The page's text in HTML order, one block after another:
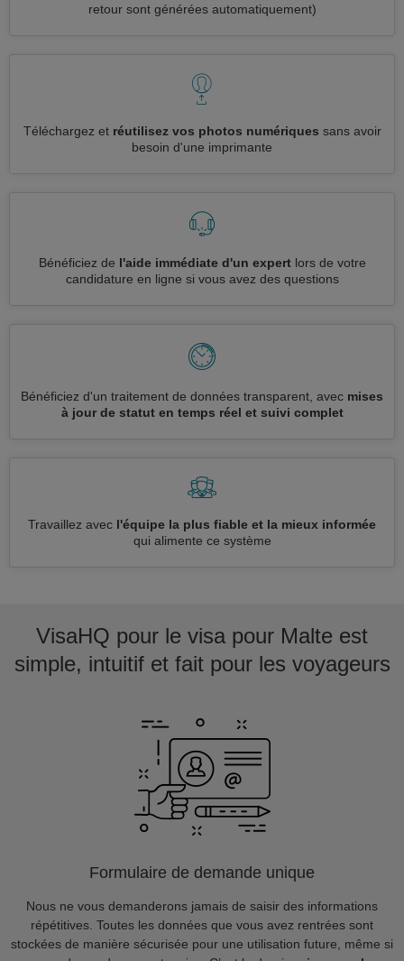
retour sont générées automatiquement)
Téléchargez et réutilisez vos photos numériques sans avoir
besoin d'une imprimante
Bénéficiez de l'aide immédiate d'un expertlors de votre
candidature en ligne si vous avez des questions
Bénéficiez d'un traitement de données transparent, avec mises
à jour de statut en temps réel et suivi complet
Travaillez avec l'équipe la plus fiable et la mieux informée
qui alimente ce système
VisaHQ pour le visa pour Malte est
simple, intuitif et fait pour les voyageurs
Formulaire de demande unique
Nous ne vous demanderons jamais de saisir des informations
répétitives. Toutes les données que vous avez rentrées sont
stockées de manière sécurisée pour une utilisation future, même si